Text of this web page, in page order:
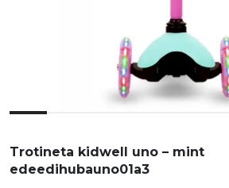
Trotineta kidwell uno – mint
edeedihubauno01a3